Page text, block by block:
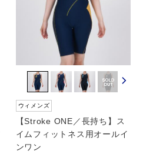
ウィメンズ
【Stroke ONE／長持ち】ス
イムフィットネス用オールイ
ンワン